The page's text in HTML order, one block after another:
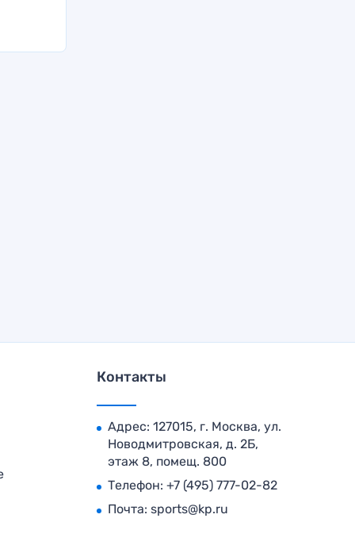
Контакты
Адрес: 127015, г. Москва, ул.
Новодмитровская, д. 2Б,
этаж 8, помещ. 800
Телефон: +7 (495) 777-02-82
Почта: sports@kp.ru